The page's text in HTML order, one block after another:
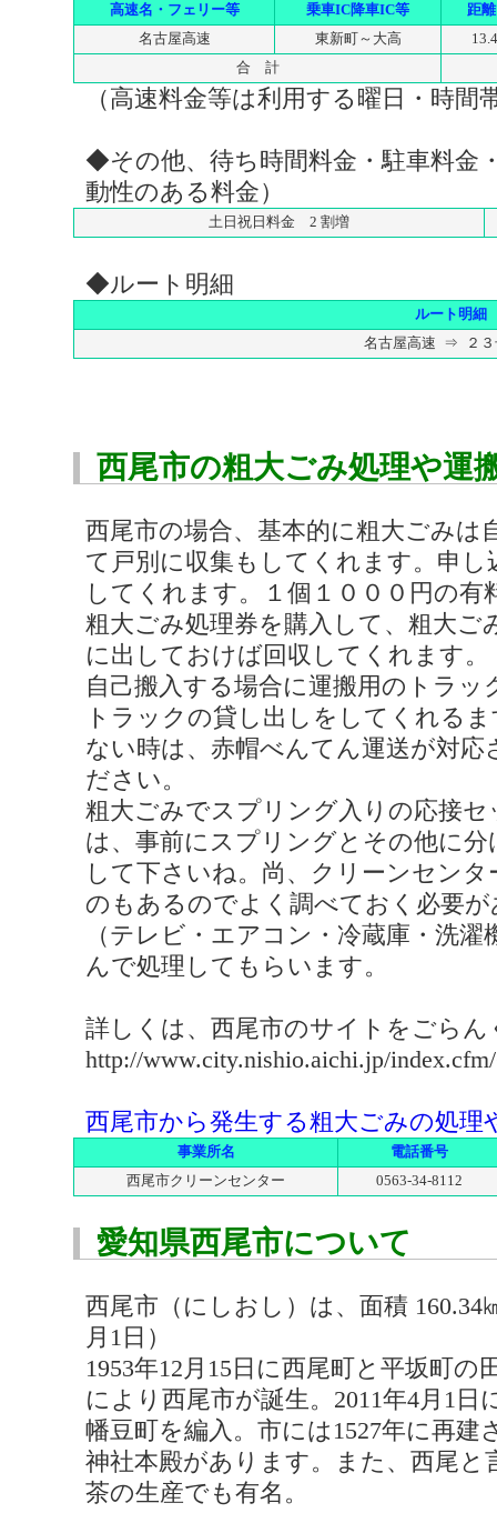
高速名・フェリー等 乗車IC降車IC等
距
名古屋高速
東新町～大高
合 計
（高速料金等は利用する曜日・時
◆その他、待ち時間料金・駐車料金
動性のある料金）
土日祝日料金 2 割増
◆ルート明細
ルート明細
名古屋高速 ⇒ ２３
西尾市の粗大ごみ処理や運
西尾市の場合、基本的に粗大ごみは
て戸別に収集もしてくれます。申
してくれます。１個１０００円の有
粗大ごみ処理券を購入して、粗大ご
に出しておけば回収してくれます。
自己搬入する場合に運搬用のトラ
トラックの貸し出しをしてくれる
ない時は、赤帽べんてん運送が対
ださい。
粗大ごみでスプリング入りの応接
は、事前にスプリングとその他に
して下さいね。尚、クリーンセン
のもあるのでよく調べておく必要
（テレビ・エアコン・冷蔵庫・洗
んで処理してもらいます。
詳しくは、西尾市のサイトをごらん
http://www.city.nishio.aichi.jp/
西尾市から発生する粗大ごみの処理
事業所名
電話番号
西尾市クリーンセンター
0563-34-8112
愛知県西尾市について
西尾市（にしおし）は、面積 160.34
月1日）
1953年12月15日に西尾町と平坂町
により西尾市が誕生。2011年4月1日
幡豆町を編入。市には1527年に再建
神社本殿があります。また、西尾
茶の生産でも有名。